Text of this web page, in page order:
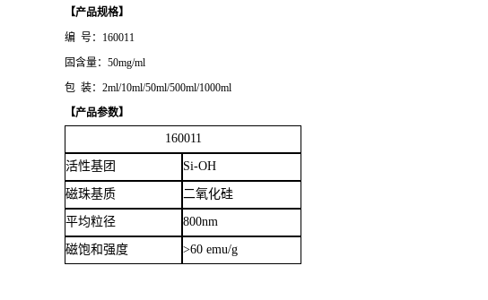
【产品规格】
编 号：160011
固含量：50mg/ml
包 装：2ml/10ml/50ml/500ml/1000ml
【产品参数】
160011
活性基团 Si-OH
磁珠基质 二氧化硅
平均粒径 800nm
磁饱和强度 >60 emu/g